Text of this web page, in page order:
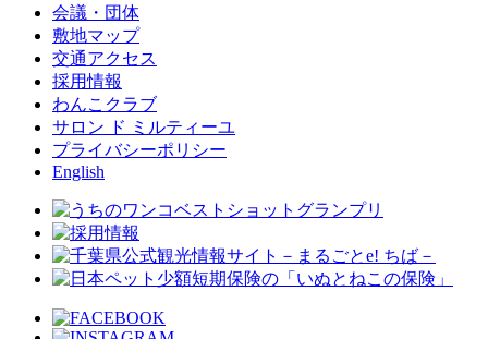
会議・団体
敷地マップ
交通アクセス
採用情報
わんこクラブ
サロン ド ミルティーユ
プライバシーポリシー
English